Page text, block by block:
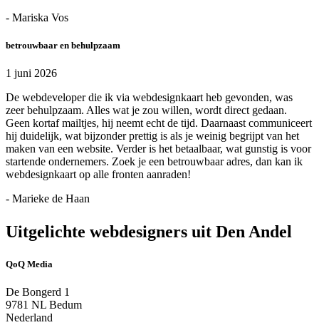
- Mariska Vos
betrouwbaar en behulpzaam
1 juni 2026
De webdeveloper die ik via webdesignkaart heb gevonden, was
zeer behulpzaam. Alles wat je zou willen, wordt direct gedaan.
Geen kortaf mailtjes, hij neemt echt de tijd. Daarnaast communiceert
hij duidelijk, wat bijzonder prettig is als je weinig begrijpt van het
maken van een website. Verder is het betaalbaar, wat gunstig is voor
startende ondernemers. Zoek je een betrouwbaar adres, dan kan ik
webdesignkaart op alle fronten aanraden!
- Marieke de Haan
Uitgelichte webdesigners uit Den Andel
QoQ Media
De Bongerd 1
9781 NL Bedum
Nederland